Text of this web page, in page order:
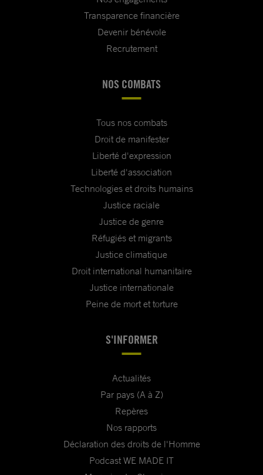
Transparence financière
Devenir bénévole
Recrutement
NOS COMBATS
Tous nos combats
Droit de manifester
Liberté d'expression
Liberté d'association
Technologies et droits humains
Justice raciale
Justice de genre
Réfugiés et migrants
Justice climatique
Droit international humanitaire
Justice internationale
Peine de mort et torture
S'INFORMER
Actualités
Par pays (A à Z)
Repères
Nos rapports
Déclaration des droits de l'Homme
Podcast WE MADE IT